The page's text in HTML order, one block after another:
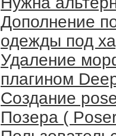
Дополнение
одежды под
Удаление
плагином
Создание
Позера (